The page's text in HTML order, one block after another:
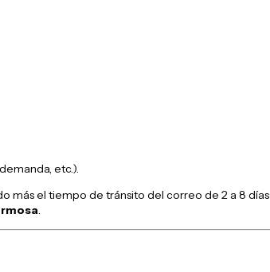
etc.).
más el tiempo de tránsito del correo de 2 a 8 días
.